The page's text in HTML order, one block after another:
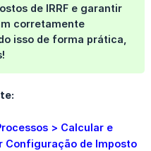
de IRRF e garantir
corretamente
isso de forma prática,
> Calcular e
Configuração de Imposto